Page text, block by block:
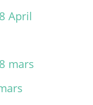
April
mars